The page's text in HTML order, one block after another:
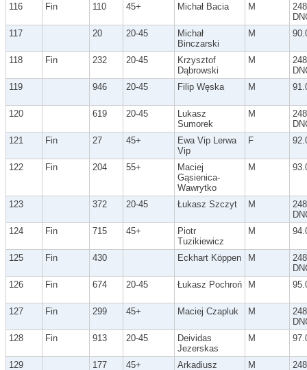
116
Fin 110 45+ Michał Bacia M
117
20 20-45
Michał
Binczarski
M
118 Fin 232 20-45
Krzysztof
Dąbrowski
M
119
946 20-45 Filip Węska M
120 619 20-45
Lukasz
Sumorek
M
121
Fin 27 45+
Ewa Vip Lerwa
Vip
F
122 Fin 204 55+
Maciej
Gąsienica-
Wawrytko
M
123 372 20-45 Łukasz Szczyt M
124
Fin 715 45+
Piotr
Tuzikiewicz
M
125 Fin 430 Eckhart Köppen M
126
Fin 674 20-45 Łukasz Pochroń M
127 Fin 299 45+ Maciej Czapluk M
128
Fin 913 20-45
Deividas
Jezerskas
M
129 177 45+
Arkadiusz
M